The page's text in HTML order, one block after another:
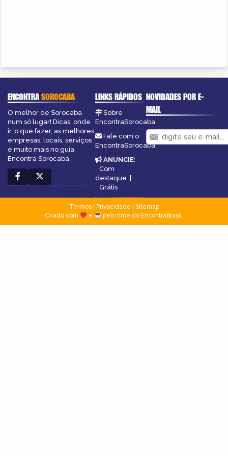
ENCONTRASOROCABA
O melhor de Sorocaba
num só lugar! Dicas, onde
ir, o que fazer, as melhores
empresas, locais, serviços
e muito mais no guia
Encontra Sorocaba.
LINKS RÁPIDOS
Sobre
EncontraSorocaba
Fale com o
EncontraSorocaba
ANUNCIE:
Com
destaque |
Grátis
NOVIDADES POR E-
MAIL
Termos| Privacidade
Sitemap
Criado com
e pelo time do EncontraBrasil